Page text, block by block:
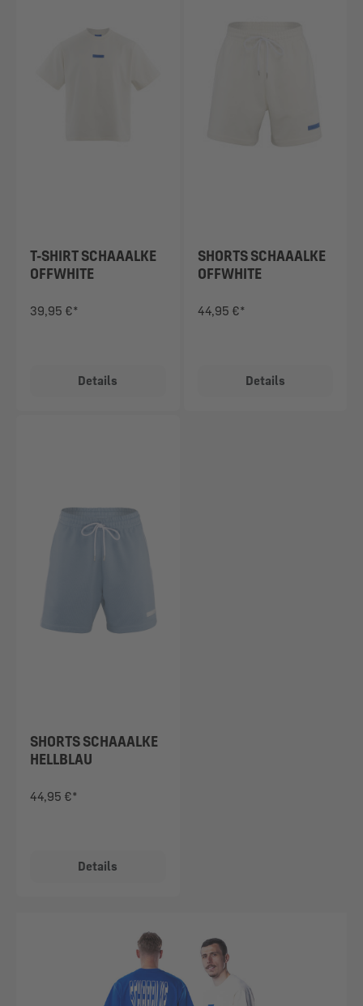
T-SHIRT SCHAAALKE
OFFWHITE
39,95 €*
Details
SHORTS SCHAAALKE
OFFWHITE
44,95 €*
Details
SHORTS SCHAAALKE
HELLBLAU
44,95 €*
Details